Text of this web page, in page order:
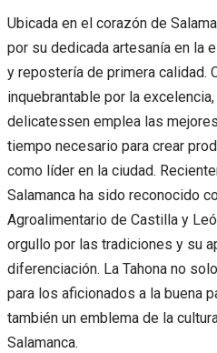
Ubicada en el corazón de
por su dedicada artesanía en la
y repostería de primera calidad.
inquebrantable por la
delicatessen emplea las
tiempo necesario para crear
como líder en la ciudad.
Salamanca ha sido reconocido
Agroalimentario de Castilla y
orgullo por las tradiciones y su
diferenciación. La Tahona no
para los aficionados a la buena
también un emblema de la
Salamanca.